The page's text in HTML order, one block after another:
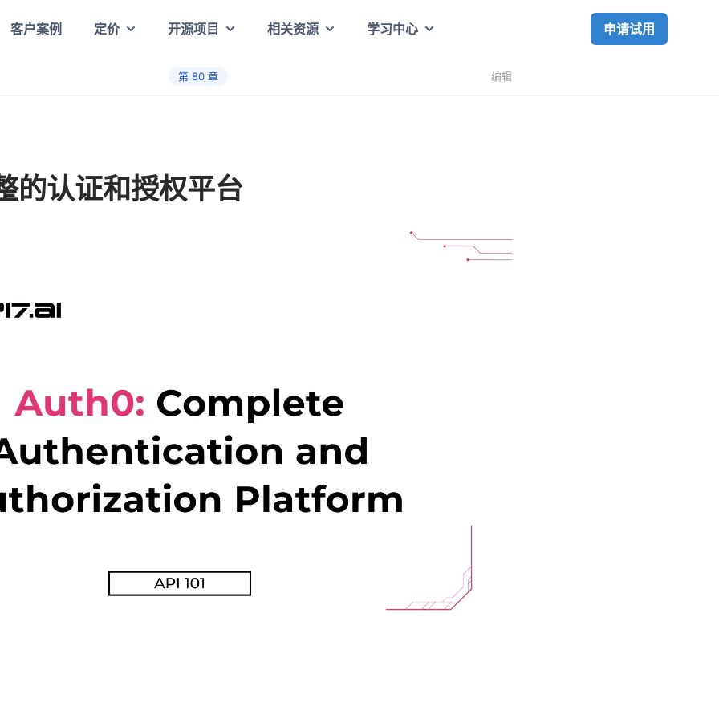
客户案例 定价 开源项目 相关资源 学习中心 申请试用
第 80 章 编辑
的认证和授权平台